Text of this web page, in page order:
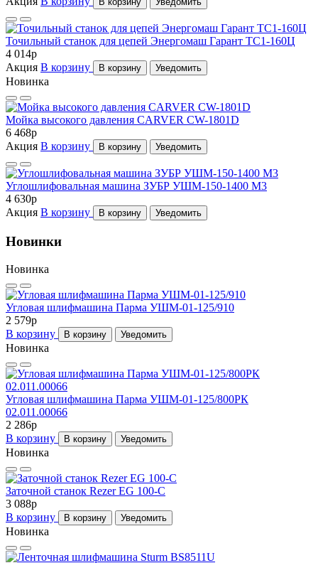
Точильный станок для цепей Энергомаш Гарант ТС1-160Ц
4 014p
Акция В корзину В корзину Уведомить
Новинка
Мойка высокого давления CARVER CW-1801D
6 468p
Акция В корзину В корзину Уведомить
Углошлифовальная машина ЗУБР УШМ-150-1400 М3
4 630p
Акция В корзину В корзину Уведомить
Новинки
Новинка
Угловая шлифмашина Парма УШМ-01-125/910
2 579p
В корзину
В корзину Уведомить
Новинка
Угловая шлифмашина Парма УШМ-01-125/800РК
02.011.00066
2 286p
В корзину
В корзину Уведомить
Новинка
Заточной станок Rezer EG 100-C
3 088p
В корзину
В корзину Уведомить
Новинка